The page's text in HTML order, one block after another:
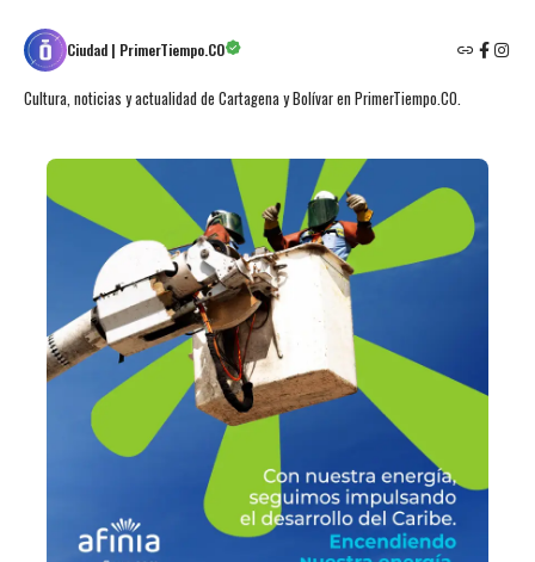
Ciudad | PrimerTiempo.CO
Cultura, noticias y actualidad de Cartagena y Bolívar en PrimerTiempo.CO.